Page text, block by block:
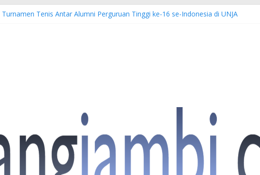
Tenis Antar Alumni Perguruan Tinggi ke-16 se-Indonesia di UNJA